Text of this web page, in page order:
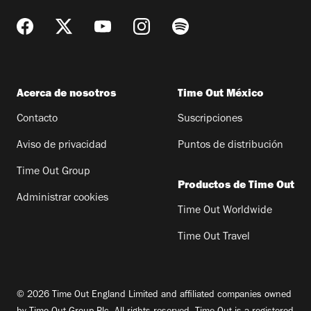
Acerca de nosotros
Contacto
Aviso de privacidad
Time Out Group
Administrar cookies
Time Out México
Suscripciones
Puntos de distribución
Productos de Time Out
Time Out Worldwide
Time Out Travel
© 2026 Time Out England Limited and affiliated companies owned